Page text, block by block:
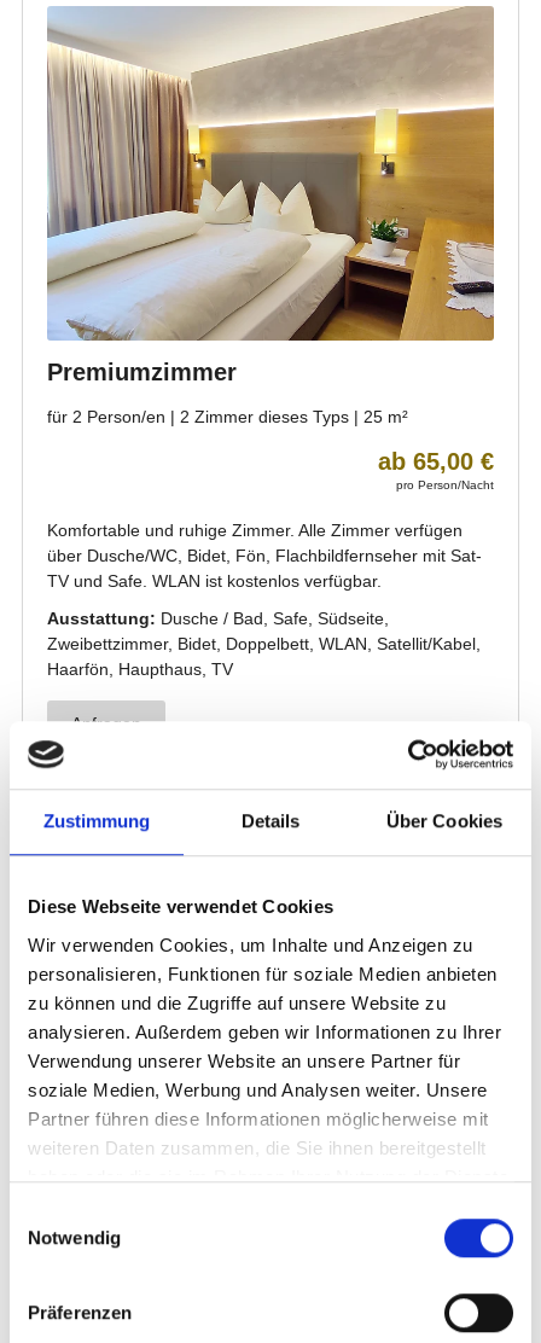
Zustimmung Details Über Cookies
Diese Webseite verwendet Cookies
Wir verwenden Cookies, um Inhalte und Anzeigen zu
personalisieren, Funktionen für soziale Medien anbieten
zu können und die Zugriffe auf unsere Website zu
analysieren. Außerdem geben wir Informationen zu Ihrer
Verwendung unserer Website an unsere Partner für
soziale Medien, Werbung und Analysen weiter. Unsere
Partner führen diese Informationen möglicherweise mit
weiteren Daten zusammen, die Sie ihnen bereitgestellt
haben oder die sie im Rahmen Ihrer Nutzung der Dienste
Notwendig
Präferenzen